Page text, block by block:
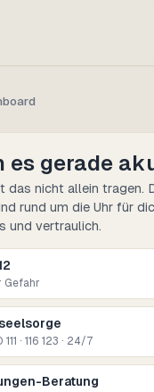
es gerade
das nicht allein tragen.
rund um die Uhr für
und vertraulich.
Gefahr
· 116 123 · 24/7
Beratung